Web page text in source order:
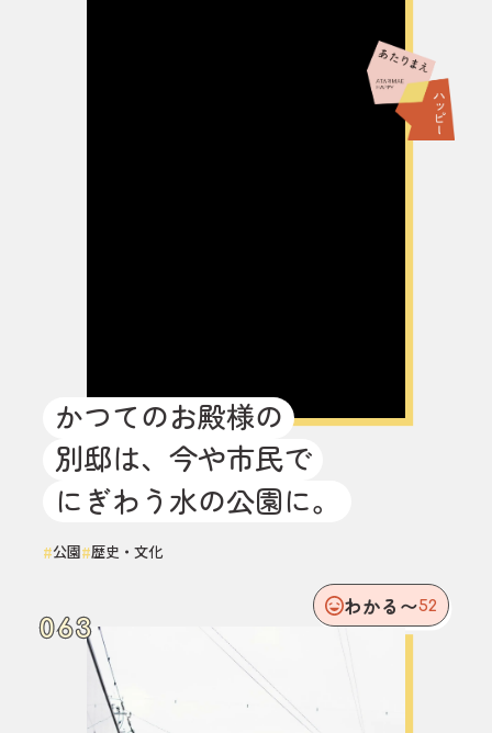
かつてのお殿様の
別邸は、今や市民で
にぎわう水の公園に。
#公園#歴史・文化
わかる〜52
063
063